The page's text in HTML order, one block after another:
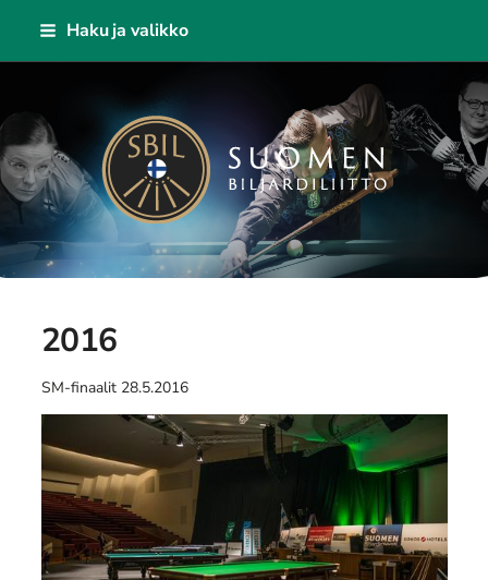
Siirry
Haku ja valikko
Suomen Biljardiliitto ry
2016
SM-finaalit 28.5.2016